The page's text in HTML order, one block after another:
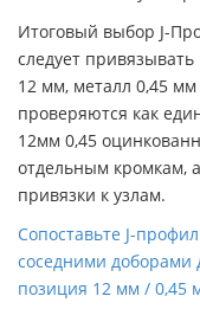
Итоговый выбор J-
следует
12 мм, металл 0,45
проверяются как
12мм 0,45
отдельным кромкам,
привязки к узлам.
Сопоставьте J-
соседними доборами
позиция 12 мм / 0,45